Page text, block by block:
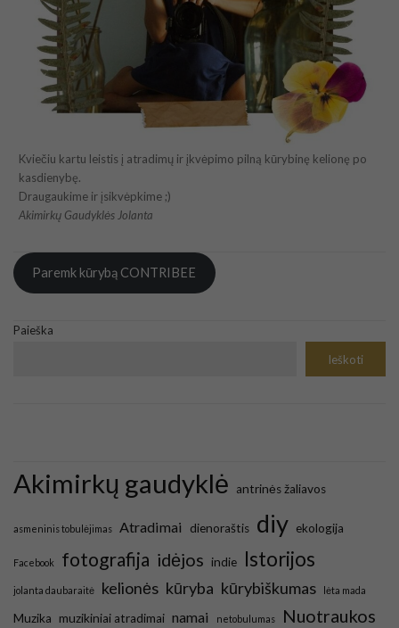
Kviečiu kartu leistis į atradimų ir įkvėpimo pilną kūrybinę kelionę po
kasdienybę.
Draugaukime ir įsikvėpkime ;)
Akimirkų Gaudyklės Jolanta
Paremk kūrybą CONTRIBEE
Paieška
Ieškoti
Akimirkų gaudyklė antrinės žaliavos
asmeninis tobulėjimas Atradimai dienoraštis diy ekologija
Facebook fotografija idėjos indie Istorijos
jolanta daubaraitė kelionės kūryba kūrybiškumas lėta mada
Muzika muzikiniai atradimai namai netobulumas Nuotraukos